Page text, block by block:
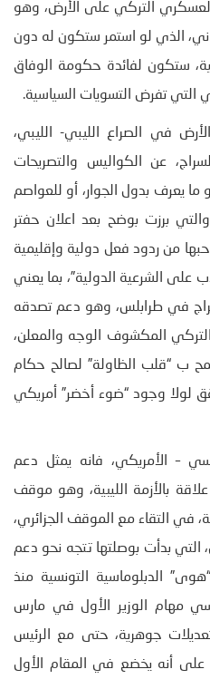
التركي على الأرض، وهو
الذي لو استمر ستكون له دون
ستكون لفائدة حكومة الوفاق
التي تفرض التسويات السياسية.
في الصراع الليبي- الليبي،
عن الكواليس والتصريحات
ما يعرف بدول الجوار، أو للعواصم
برزت بوضح بعد اعلان حفتر
من ردود فعل دولية وإقليمية
على الشرعية الدولية”، بما يعني
في طرابلس، وهو دعم تصدقه
المكشوف الوجه والمعلن،
ب “قلب الظاولة” لصالح حكام
لولا وجود “ضوء أخضر” أمريكي
– الأمريكي، فانه يمثل دعم
بالأزمة الليبية، وهو موقف
في التقاء مع الموقف الجزائري،
التي بدأت بوصلتها تتجه نحو دعم
الدبلوماسية التونسية منذ
مهام الوزير الأول في مارس
تعديلات جوهرية، حتى مع الرئيس
أنه يخضع في المقام الأول